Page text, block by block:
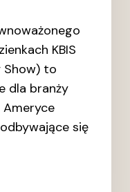
KBIS
Show) to
dla branży
Ameryce
się